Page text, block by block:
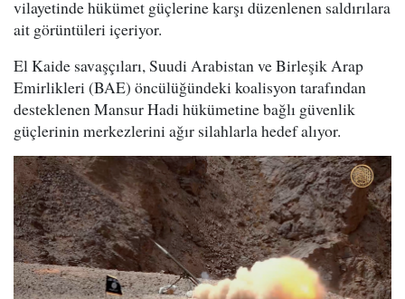
vilayetinde hükümet güçlerine karşı düzenlenen saldırılara
ait görüntüleri içeriyor.
El Kaide savaşçıları, Suudi Arabistan ve Birleşik Arap
Emirlikleri (BAE) öncülüğündeki koalisyon tarafından
desteklenen Mansur Hadi hükümetine bağlı güvenlik
güçlerinin merkezlerini ağır silahlarla hedef alıyor.